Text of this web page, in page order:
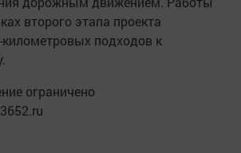
второго этапа проекта
километровых подходов к
ограничено